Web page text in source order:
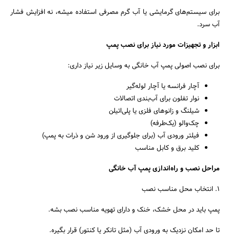
برای سیستم‌های گرمایشی یا آب گرم مصرفی استفاده میشه، نه افزایش فشار
آب سرد.
ابزار و تجهیزات مورد نیاز برای نصب پمپ
برای نصب اصولی پمپ آب خانگی به وسایل زیر نیاز داری:
آچار فرانسه یا آچار لوله‌گیر
نوار تفلون برای آب‌بندی اتصالات
شیلنگ و زانوهای فلزی یا پلی‌اتیلن
چک‌والو (یک‌طرفه)
فیلتر ورودی آب (برای جلوگیری از ورود شن و ذرات به پمپ)
کلید برق و کابل مناسب
مراحل نصب و راه‌اندازی پمپ آب خانگی
۱. انتخاب محل مناسب نصب
پمپ باید در محل خشک، خنک و دارای تهویه مناسب نصب بشه.
تا حد امکان نزدیک به ورودی آب (مثل تانکر یا کنتور) قرار بگیره.